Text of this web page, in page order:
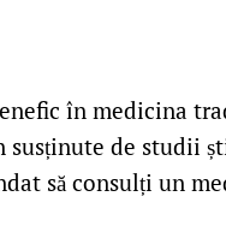
în medicina
de studii
să consulți un